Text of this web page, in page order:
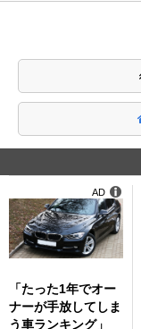
「たった1年でオー
ナーが手放してしま
う車ランキング」
AD